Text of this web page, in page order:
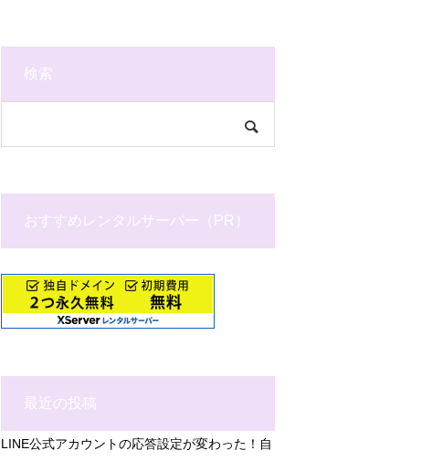
検索
おすすめレンタルサーバー（PR）
最近の投稿
LINE公式アカウントの応答設定が変わった！自